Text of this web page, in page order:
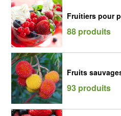
Fruitiers pour
88 produits
Fruits
93 produits